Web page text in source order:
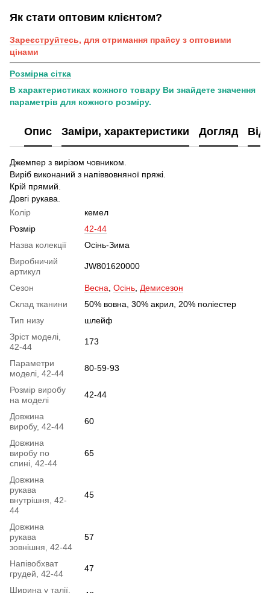
Як стати оптовим клієнтом?
Зареєструйтесь, для отримання прайсу з оптовими
цінами
Розмірна сітка
В характеристиках кожного товару Ви знайдете значення
параметрів для кожного розміру.
Опис Заміри, характеристики Догляд
Джемпер з вирізом човником.
Виріб виконаний з напіввовняної пряжі.
Крій прямий.
Довгі рукава.
Колір
кемел
Розмір
42-44
Назва колекції
Осінь-Зима
Виробничий
артикул
JW801620000
Сезон Весна Осінь Демисезон
Склад тканини
50% вовна, 30% акрил, 20% поліестер
Тип низу
шлейф
Зріст моделі,
42-44
173
Параметри
моделі, 42-44
80-59-93
Розмір виробу
на моделі
42-44
Довжина
виробу, 42-44
60
Довжина
виробу по
спині, 42-44
65
Довжина
рукава
внутрішня, 42-
44
45
Довжина
рукава
зовнішня, 42-44
57
Напівобхват
грудей, 42-44
47
Ширина у талії,